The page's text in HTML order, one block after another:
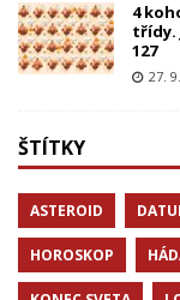
4
třídy.
127
27.
ŠTÍTKY
ASTEROID
HOROSKOP